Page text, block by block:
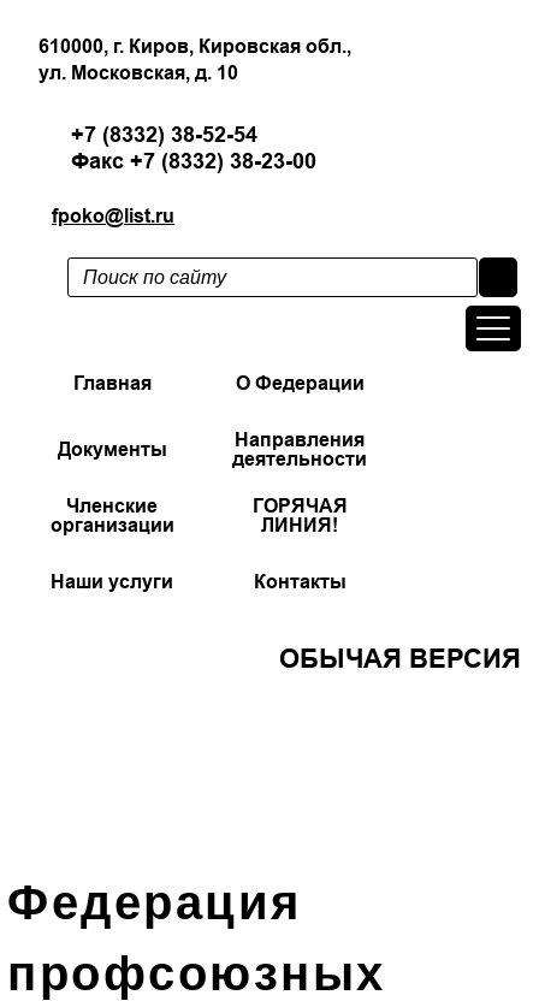
610000, г. Киров, Кировская обл.,
ул. Московская, д. 10
+7 (8332) 38-52-54
Факс +7 (8332) 38-23-00
fpoko@list.ru
Главная О Федерации
Документы
Направления
деятельности
Членские
организации
ГОРЯЧАЯ
ЛИНИЯ!
Наши услуги Контакты
ОБЫЧАЯ ВЕРСИЯ
Федерация
профсоюзных